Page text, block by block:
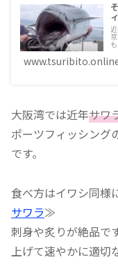
大阪湾では近年サワ
ポーツフィッシング
です。
食べ方はイワシ同
サワラ≫
刺身や炙りが絶品で
上げて速やかに適切